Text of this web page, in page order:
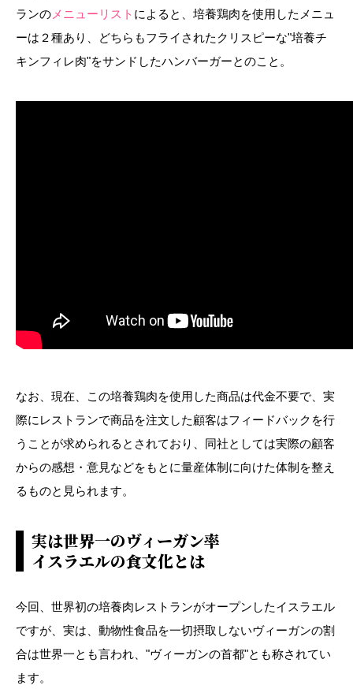
ランの メニューリスト によると、培養鶏肉を使用したメニュ
ーは２種あり、どちらもフライされたクリスピーな"培養チ
キンフィレ肉"をサンドしたハンバーガーとのこと。
なお、現在、この培養鶏肉を使用した商品は代金不要で、実
際にレストランで商品を注文した顧客はフィードバックを行
うことが求められるとされており、同社としては実際の顧客
からの感想・意見などをもとに量産体制に向けた体制を整え
るものと見られます。
実は世界一のヴィーガン率
イスラエルの食文化とは
今回、世界初の培養肉レストランがオープンしたイスラエル
ですが、実は、動物性食品を一切摂取しないヴィーガンの割
合は世界一とも言われ、 "ヴィーガンの首都"とも称されてい
ます。